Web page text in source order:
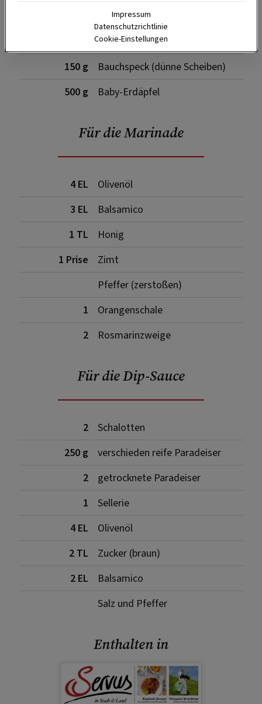
Hühnerleber
150 g
Bauchspeck (dünne Scheiben)
500 g
Baby-Erdäpfel
Für die Marinade
4 EL
Olivenöl
3 EL
Balsamico
1 TL
Honig
1 Prise
Zimt
Pfeffer (zerstoßen)
1
Orangenschale
2
Rosmarinzweige
Für die Dip-Sauce
2
Schalotten
250 g
verschieden reife Paradeiser
2
getrocknete Paradeiser
1
Sellerie
4 EL
Olivenöl
2 TL
Zucker (braun)
2 EL
Balsamico
Salz und Pfeffer
Enthalten in
Impressum
Datenschutzrichtlinie
Cookie-Einstellungen